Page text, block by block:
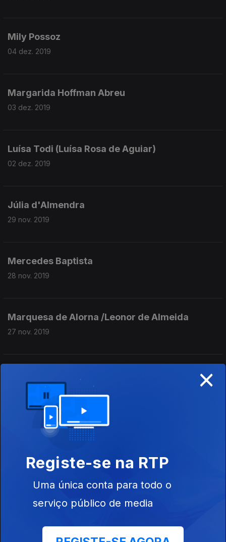
Mily Possoz
04 dez. 2019
Margarida Hoffman Abreu
03 dez. 2019
Luísa Todi (Luísa Rosa de Aguiar)
02 dez. 2019
Júlia d'Almendra
29 nov. 2019
Mercedes Baptista
28 nov. 2019
Marquesa de Alorna /Leonor de Almeida
27 nov. 2019
26 nov. 2019
Amália Rodrigues
Preta Fernanda-Andresa de Pina
22 nov. 2019
×
Registe-se na RTP
Uma única conta para todo o
serviço público de media